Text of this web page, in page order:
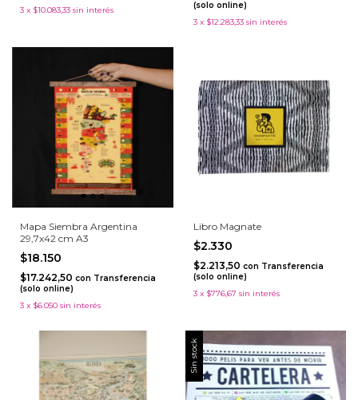
3 x $10.083,33 sin interés
(solo online)
3 x $12.283,33 sin interés
Mapa Siembra Argentina
29,7x42 cm A3
$18.150
$17.242,50 con Transferencia
(solo online)
3 x $6.050 sin interés
Libro Magnate
$2.330
$2.213,50 con Transferencia
(solo online)
3 x $776,67 sin interés
Sin stock